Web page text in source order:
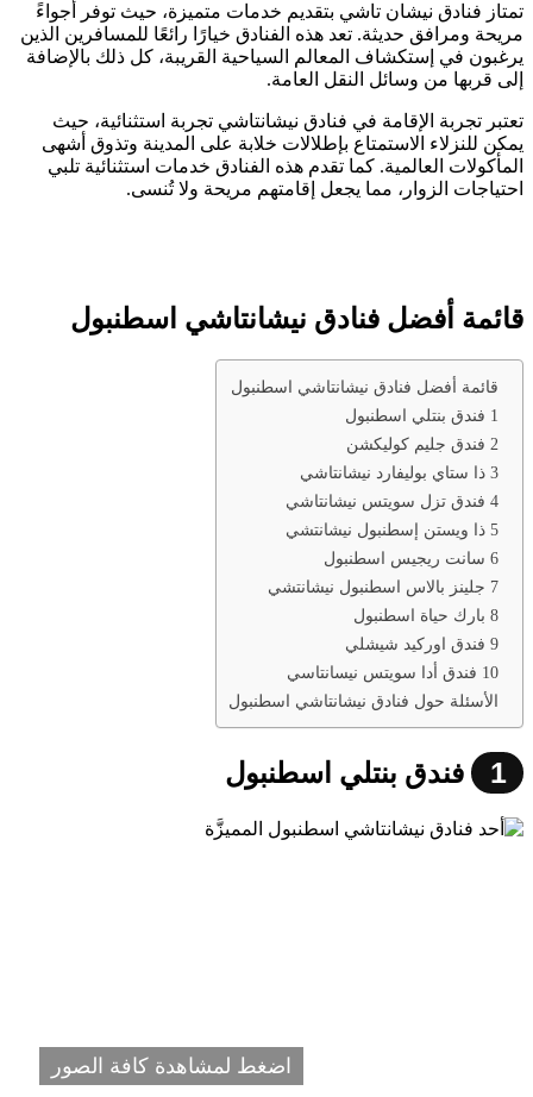
تمتاز فنادق نيشان تاشي بتقديم خدمات متميزة، حيث توفر أجواءً
مريحة ومرافق حديثة. تعد هذه الفنادق خيارًا رائعًا للمسافرين الذين
يرغبون في إستكشاف المعالم السياحية القريبة، كل ذلك بالإضافة
إلى قربها من وسائل النقل العامة.
تعتبر تجربة الإقامة في فنادق نيشانتاشي تجربة استثنائية، حيث
يمكن للنزلاء الاستمتاع بإطلالات خلابة على المدينة وتذوق أشهى
المأكولات العالمية. كما تقدم هذه الفنادق خدمات استثنائية تلبي
احتياجات الزوار، مما يجعل إقامتهم مريحة ولا تُنسى.
قائمة أفضل فنادق نيشانتاشي اسطنبول
قائمة أفضل فنادق نيشانتاشي اسطنبول
1 فندق بنتلي اسطنبول
2 فندق جليم كوليكشن
3 ذا ستاي بوليفارد نيشانتاشي
4 فندق تزل سويتس نيشانتاشي
5 ذا ويستن إسطنبول نيشانتشي
6 سانت ريجيس اسطنبول
7 جلينز بالاس اسطنبول نيشانتشي
8 بارك حياة اسطنبول
9 فندق اوركيد شيشلي
10 فندق أدا سويتس نيسانتاسي
الأسئلة حول فنادق نيشانتاشي اسطنبول
1 فندق بنتلي اسطنبول
اضغط لمشاهدة كافة الصور